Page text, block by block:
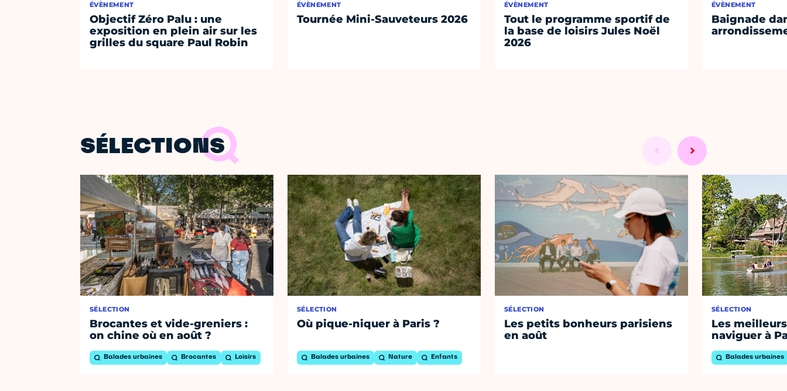
ÉVÈNEMENT
Objectif Zéro Palu : une
exposition en plein air sur les
grilles du square Paul Robin
ÉVÈNEMENT
Tournée Mini-Sauveteurs 2026
ÉVÈNEMENT
Tout le programme sportif de
la base de loisirs Jules Noël
2026
ÉVÈNEMENT
Baignade
SÉLECTIONS
SÉLECTION
Brocantes et vide-greniers :
on chine où en août ?
Balades urbaines Brocantes Loisirs
SÉLECTION
Où pique-niquer à Paris ?
Balades urbaines Nature Enfants
SÉLECTION
Les petits bonheurs parisiens
en août
SÉLECTION
Les
naviguer à
Balades urbaines